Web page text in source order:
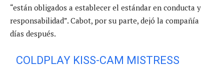
“están obligados a establecer el estándar en conducta y
responsabilidad”. Cabot, por su parte, dejó la compañía
días después.
COLDPLAY KISS-CAM MISTRESS